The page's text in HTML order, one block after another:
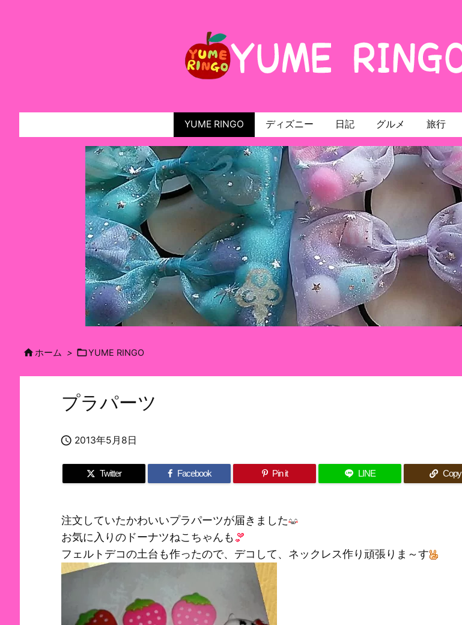
YUME RINGO ディズニー 日記 グルメ 旅行
ホーム > YUME RINGO
プラパーツ
 2013年5月8日
Twitter Facebook Pin it LINE Copy
注文していたかわいいプラパーツが届きました
お気に入りのドーナツねこちゃんも
フェルトデコの土台も作ったので、デコして、ネックレス作り頑張りま～す